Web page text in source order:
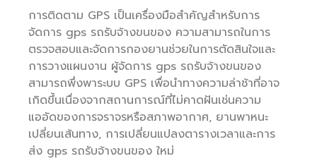
การติดตาม GPS เป็นเครื่องมือสำคัญสำหรับการ
จัดการ gps รถรับจ้างขนของ ความสามารถในการ
ตรวจสอบและจัดการกองยานช่วยในการตัดสินใจและ
การวางแผนงาน ผู้จัดการ gps รถรับจ้างขนของ
สามารถพึ่งพาระบบ GPS เพื่อนำทางความล่าช้าที่อาจ
เกิดขึ้นเนื่องจากสถานการณ์ที่ไม่คาดฝันเช่นความ
แออัดของการจราจรหรือสภาพอากาศ, ยานพาหนะ
เปลี่ยนเส้นทาง, การเปลี่ยนแปลงตารางเวลาและการ
ส่ง gps รถรับจ้างขนของ ใหม่